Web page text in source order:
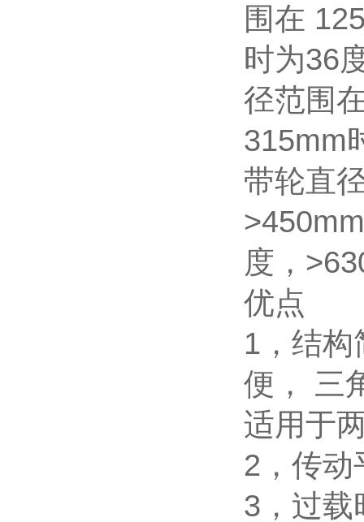
围在
时为36
径范围
315mm
带轮直
度，
优点
1，结
便， 三
适用于
2，传动
3，过载